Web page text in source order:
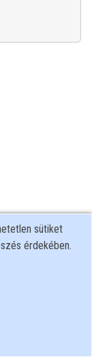
sütiket
érdekében.